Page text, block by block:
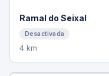
Ramal do Seixal
Desactivada
4 km